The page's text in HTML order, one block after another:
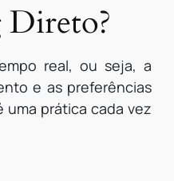
Direto?
real, ou seja, a
e as preferências
prática cada vez